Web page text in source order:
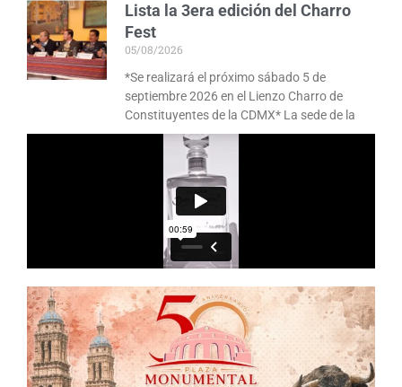
Lista la 3era edición del Charro
Fest
05/08/2026
*Se realizará el próximo sábado 5 de
septiembre 2026 en el Lienzo Charro de
Constituyentes de la CDMX* La sede de la